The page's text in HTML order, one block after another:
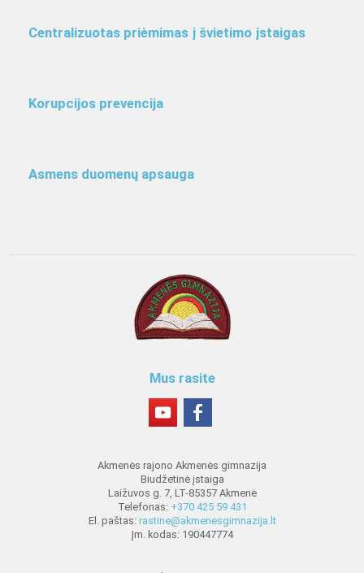
Centralizuotas priėmimas į švietimo įstaigas
Korupcijos prevencija
Asmens duomenų apsauga
Mus rasite
Akmenės rajono Akmenės gimnazija
Biudžetinė įstaiga
Laižuvos g. 7, LT-85357 Akmenė
Telefonas: +370 425 59 431
El. paštas: rastine@akmenesgimnazija.lt
Įm. kodas: 190447774